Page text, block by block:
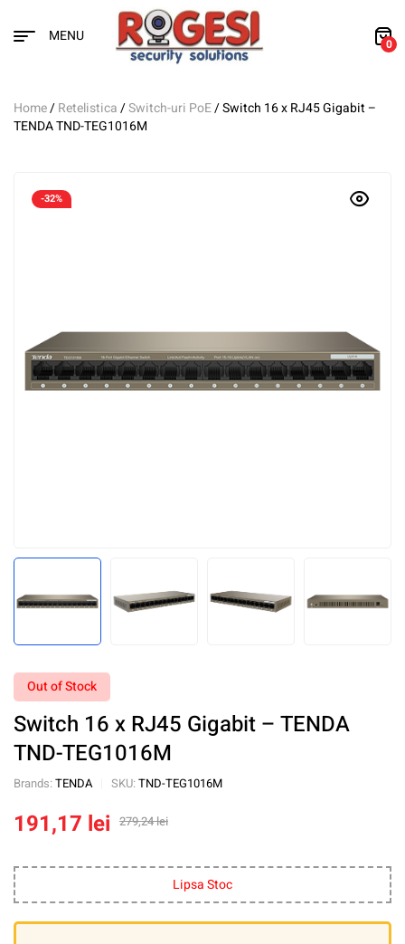
MENU 0
Home/Retelistica/Switch-uri PoE/ Switch 16 x RJ45 Gigabit –
TENDA TND-TEG1016M
-32%
Out of Stock
Switch 16 x RJ45 Gigabit – TENDA
TND-TEG1016M
Brands: TENDA SKU: TND-TEG1016M
279,24lei
191,17 lei
Lipsa Stoc